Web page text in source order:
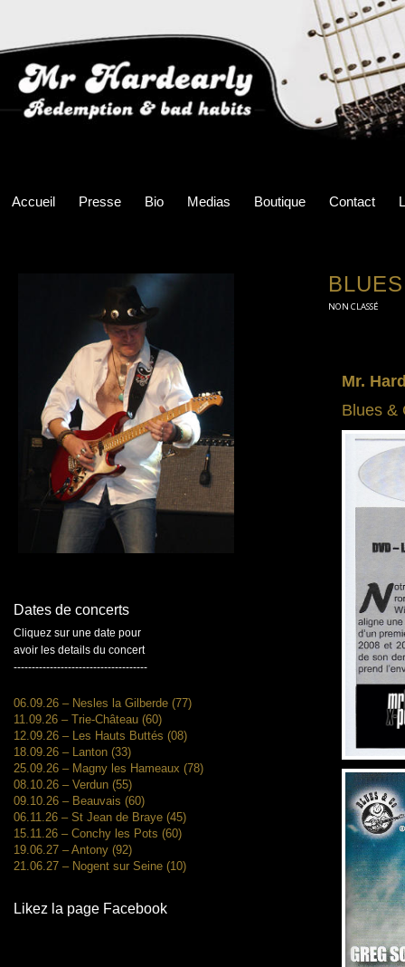
Accueil Presse Bio Medias Boutique Contact
NON CLASSÉ
Mr.
Blues &
Dates de concerts
Cliquez sur une date pour
avoir les details du concert
-------------------------------------
06.09.26 – Nesles la Gilberde (77)
11.09.26 – Trie-Château (60)
12.09.26 – Les Hauts Buttés (08)
18.09.26 – Lanton (33)
25.09.26 – Magny les Hameaux (78)
08.10.26 – Verdun (55)
09.10.26 – Beauvais (60)
06.11.26 – St Jean de Braye (45)
15.11.26 – Conchy les Pots (60)
19.06.27 – Antony (92)
21.06.27 – Nogent sur Seine (10)
Likez la page Facebook